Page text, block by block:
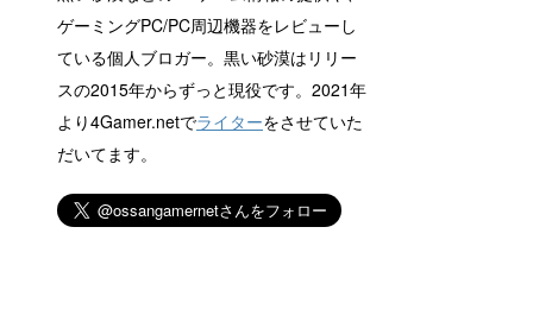
ゲーミングPC/PC周辺機器をレビューし
ている個人ブロガー。黒い砂漠はリリー
スの2015年からずっと現役です。2021年
より4Gamer.netでライターをさせていた
だいてます。